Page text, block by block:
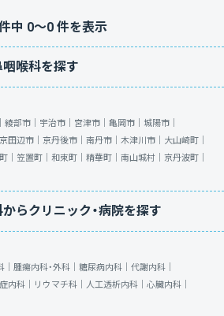
中 0〜0件を表示
喉科を探す
綾部市｜ 宇治市｜ 宮津市｜ 亀岡市｜ 城陽市｜
京田辺市｜ 京丹後市｜ 南丹市｜ 木津川市｜ 大山崎町｜
｜ 笠置町｜ 和束町｜ 精華町｜ 南山城村｜ 京丹波町｜
らクリニック・病院を探す
腫瘍内科・外科｜ 糖尿病内科｜ 代謝内科｜
内科｜ リウマチ科｜ 人工透析内科｜ 心臓内科｜